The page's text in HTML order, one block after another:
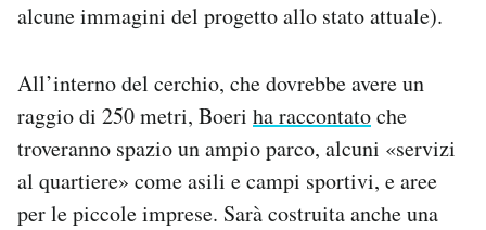
alcune immagini del progetto allo stato attuale).
All’interno del cerchio, che dovrebbe avere un
raggio di 250 metri, Boeri ha raccontatoche
troveranno spazio un ampio parco, alcuni «servizi
al quartiere» come asili e campi sportivi, e aree
per le piccole imprese. Sarà costruita anche una